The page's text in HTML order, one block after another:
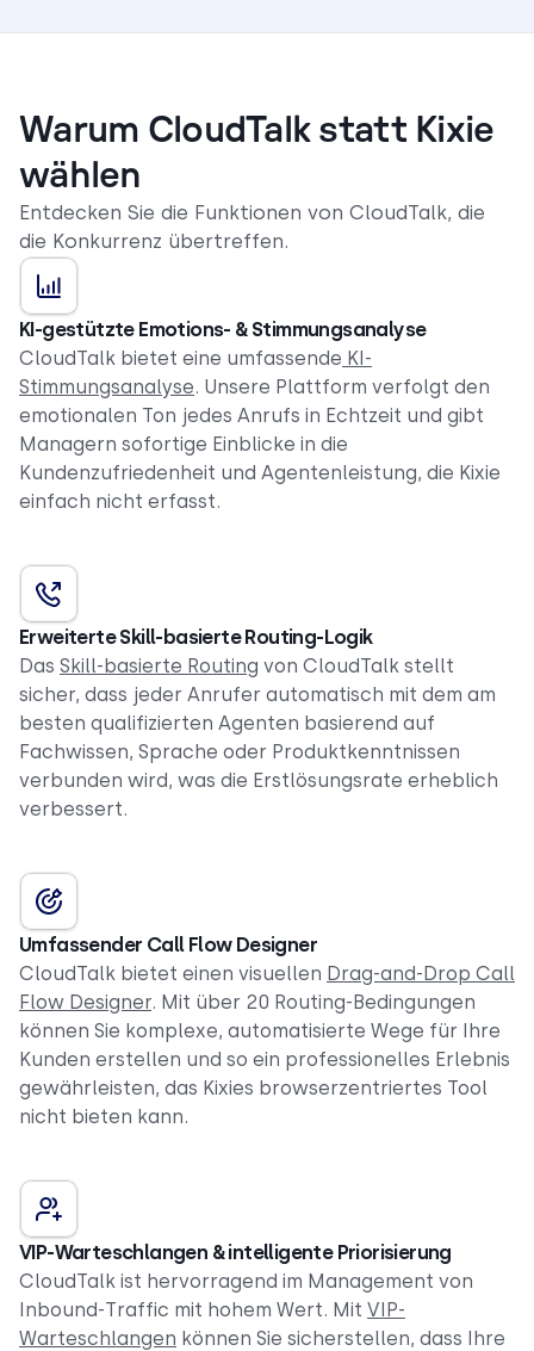
Warum CloudTalk statt Kixie
wählen
Entdecken Sie die Funktionen von CloudTalk, die
die Konkurrenz übertreffen.
KI-gestützte Emotions- & Stimmungsanalyse
CloudTalk bietet eine umfassende KI-
Stimmungsanalyse. Unsere Plattform verfolgt den
emotionalen Ton jedes Anrufs in Echtzeit und gibt
Managern sofortige Einblicke in die
Kundenzufriedenheit und Agentenleistung, die Kixie
einfach nicht erfasst.
Erweiterte Skill-basierte Routing-Logik
Das Skill-basierte Routing von CloudTalk stellt
sicher, dass jeder Anrufer automatisch mit dem am
besten qualifizierten Agenten basierend auf
Fachwissen, Sprache oder Produktkenntnissen
verbunden wird, was die Erstlösungsrate erheblich
verbessert.
Umfassender Call Flow Designer
CloudTalk bietet einen visuellen Drag-and-Drop Call
Flow Designer. Mit über 20 Routing-Bedingungen
können Sie komplexe, automatisierte Wege für Ihre
Kunden erstellen und so ein professionelles Erlebnis
gewährleisten, das Kixies browserzentriertes Tool
nicht bieten kann.
VIP-Warteschlangen & intelligente Priorisierung
CloudTalk ist hervorragend im Management von
Inbound-Traffic mit hohem Wert. Mit VIP-
Warteschlangen können Sie sicherstellen, dass Ihre